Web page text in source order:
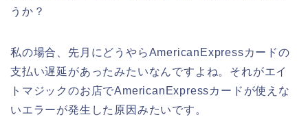
うか？
私の場合、先月にどうやらAmericanExpressカードの
支払い遅延があったみたいなんですよね。それがエイ
トマジックのお店でAmericanExpressカードが使えな
いエラーが発生した原因みたいです。